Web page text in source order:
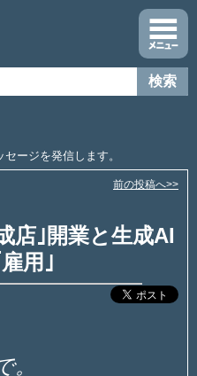
ージを発信します。
前の投稿へ>>
店｣開業と生成AI
用｣